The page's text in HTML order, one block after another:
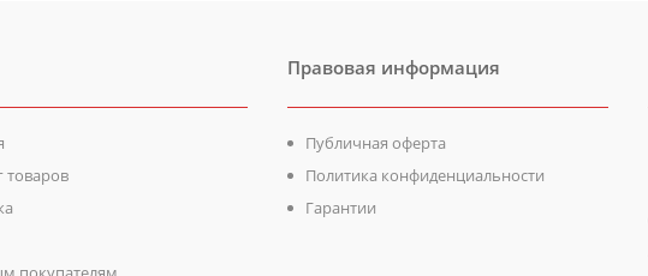
товаров
Правовая информация
Публичная оферта
Политика конфиденциальности
Гарантии